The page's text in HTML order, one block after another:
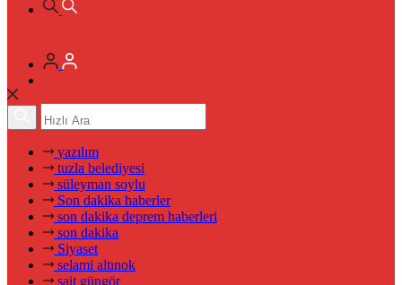
yazılım
tuzla belediyesi
süleyman soylu
Son dakika haberler
son dakika deprem haberleri
son dakika
Siyaset
selami altınok
sait güngör